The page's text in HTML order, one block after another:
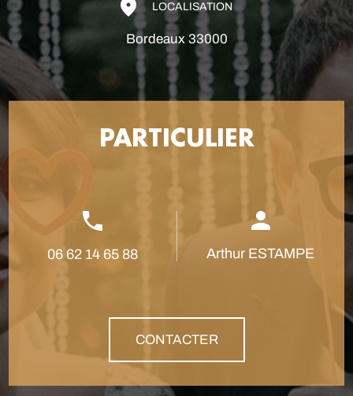
LOCALISATION
Bordeaux 33000
PARTICULIER
06 62 14 65 88 Arthur ESTAMPE
CONTACTER